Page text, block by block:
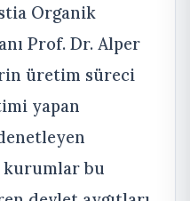
Organik
Prof. Dr. Alper
üretim süreci
yapan
kurumlar bu